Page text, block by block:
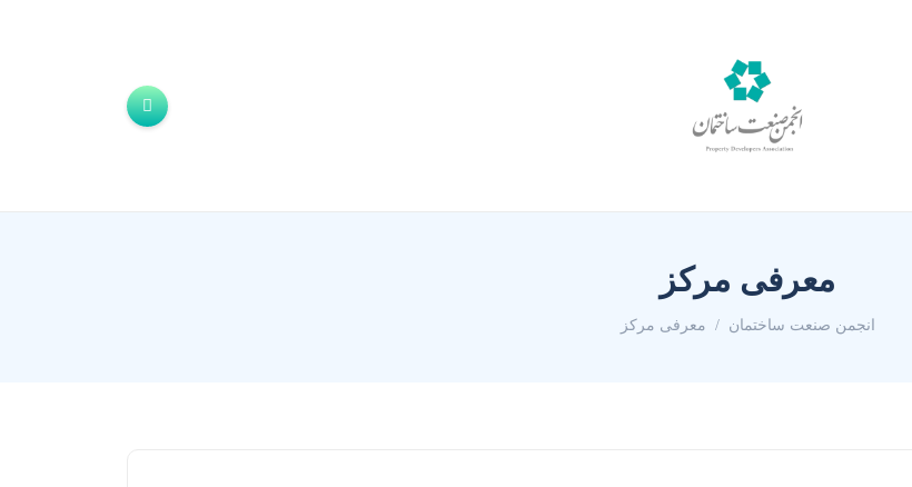
معرفی مرکز
انجمن صنعت ساختمان معرفی مرکز